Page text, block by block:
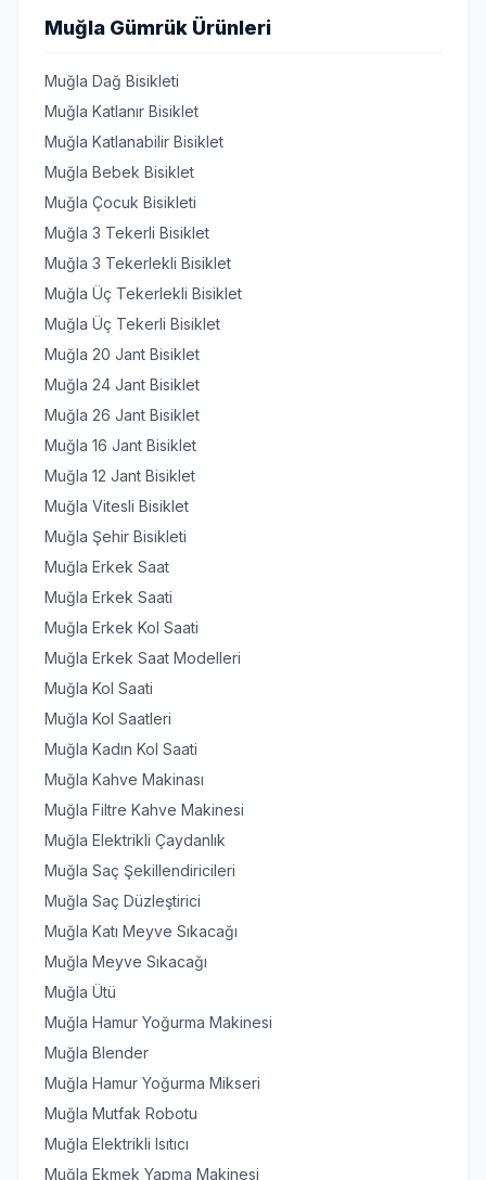
Muğla Gümrük Ürünleri
Muğla Dağ Bisikleti
Muğla Katlanır Bisiklet
Muğla Katlanabilir Bisiklet
Muğla Bebek Bisiklet
Muğla Çocuk Bisikleti
Muğla 3 Tekerli Bisiklet
Muğla 3 Tekerlekli Bisiklet
Muğla Üç Tekerlekli Bisiklet
Muğla Üç Tekerli Bisiklet
Muğla 20 Jant Bisiklet
Muğla 24 Jant Bisiklet
Muğla 26 Jant Bisiklet
Muğla 16 Jant Bisiklet
Muğla 12 Jant Bisiklet
Muğla Vitesli Bisiklet
Muğla Şehir Bisikleti
Muğla Erkek Saat
Muğla Erkek Saati
Muğla Erkek Kol Saati
Muğla Erkek Saat Modelleri
Muğla Kol Saati
Muğla Kol Saatleri
Muğla Kadın Kol Saati
Muğla Kahve Makinası
Muğla Filtre Kahve Makinesi
Muğla Elektrikli Çaydanlık
Muğla Saç Şekillendiricileri
Muğla Saç Düzleştirici
Muğla Katı Meyve Sıkacağı
Muğla Meyve Sıkacağı
Muğla Ütü
Muğla Hamur Yoğurma Makinesi
Muğla Blender
Muğla Hamur Yoğurma Mikseri
Muğla Mutfak Robotu
Muğla Elektrikli Isıtıcı
Muğla Ekmek Yapma Makinesi